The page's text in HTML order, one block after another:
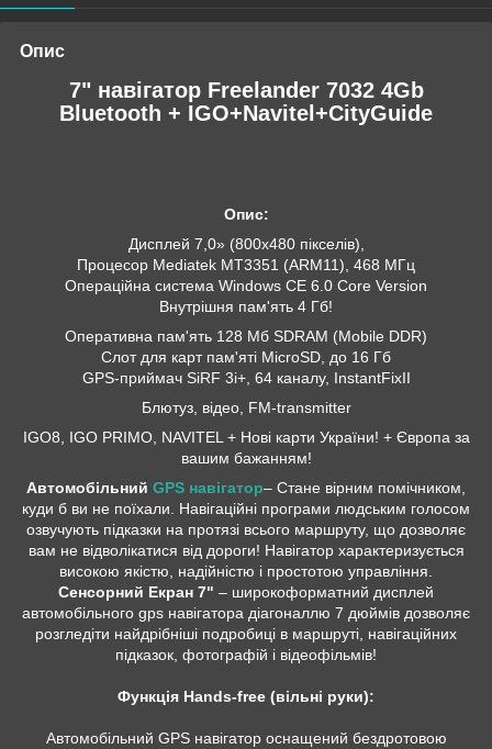
Опис
7" навігатор Freelander 7032 4Gb
Bluetooth + IGO+Navitel+CityGuide
Опис:
Дисплей 7,0» (800х480 пікселів),
Процесор Mediatek MT3351 (ARM11), 468 МГц
Операційна система Windows CE 6.0 Core Version
Внутрішня пам'ять 4 Гб!
Оперативна пам'ять 128 Мб SDRAM (Mobile DDR)
Слот для карт пам'яті MicroSD, до 16 Гб
GPS-приймач SiRF 3i+, 64 каналу, InstantFixII
Блютуз, відео, FM-transmitter
IGO8, IGO PRIMO, NAVITEL + Нові карти України! + Європа за
вашим бажанням!
Автомобільний GPS навігатор– Стане вірним помічником,
куди б ви не поїхали. Навігаційні програми людським голосом
озвучують підказки на протязі всього маршруту, що дозволяє
вам не відволікатися від дороги! Навігатор характеризується
високою якістю, надійністю і простотою управління.
Сенсорний Екран 7" – широкоформатний дисплей
автомобільного gps навігатора діагоналлю 7 дюймів дозволяє
розгледіти найдрібніші подробиці в маршруті, навігаційних
підказок, фотографій і відеофільмів!
Функція Hands-free (вільні руки):
Автомобільний GPS навігатор оснащений бездротовою